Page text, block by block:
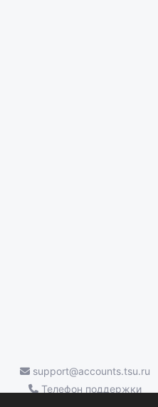
support@accounts.tsu.ru
Телефон поддержки